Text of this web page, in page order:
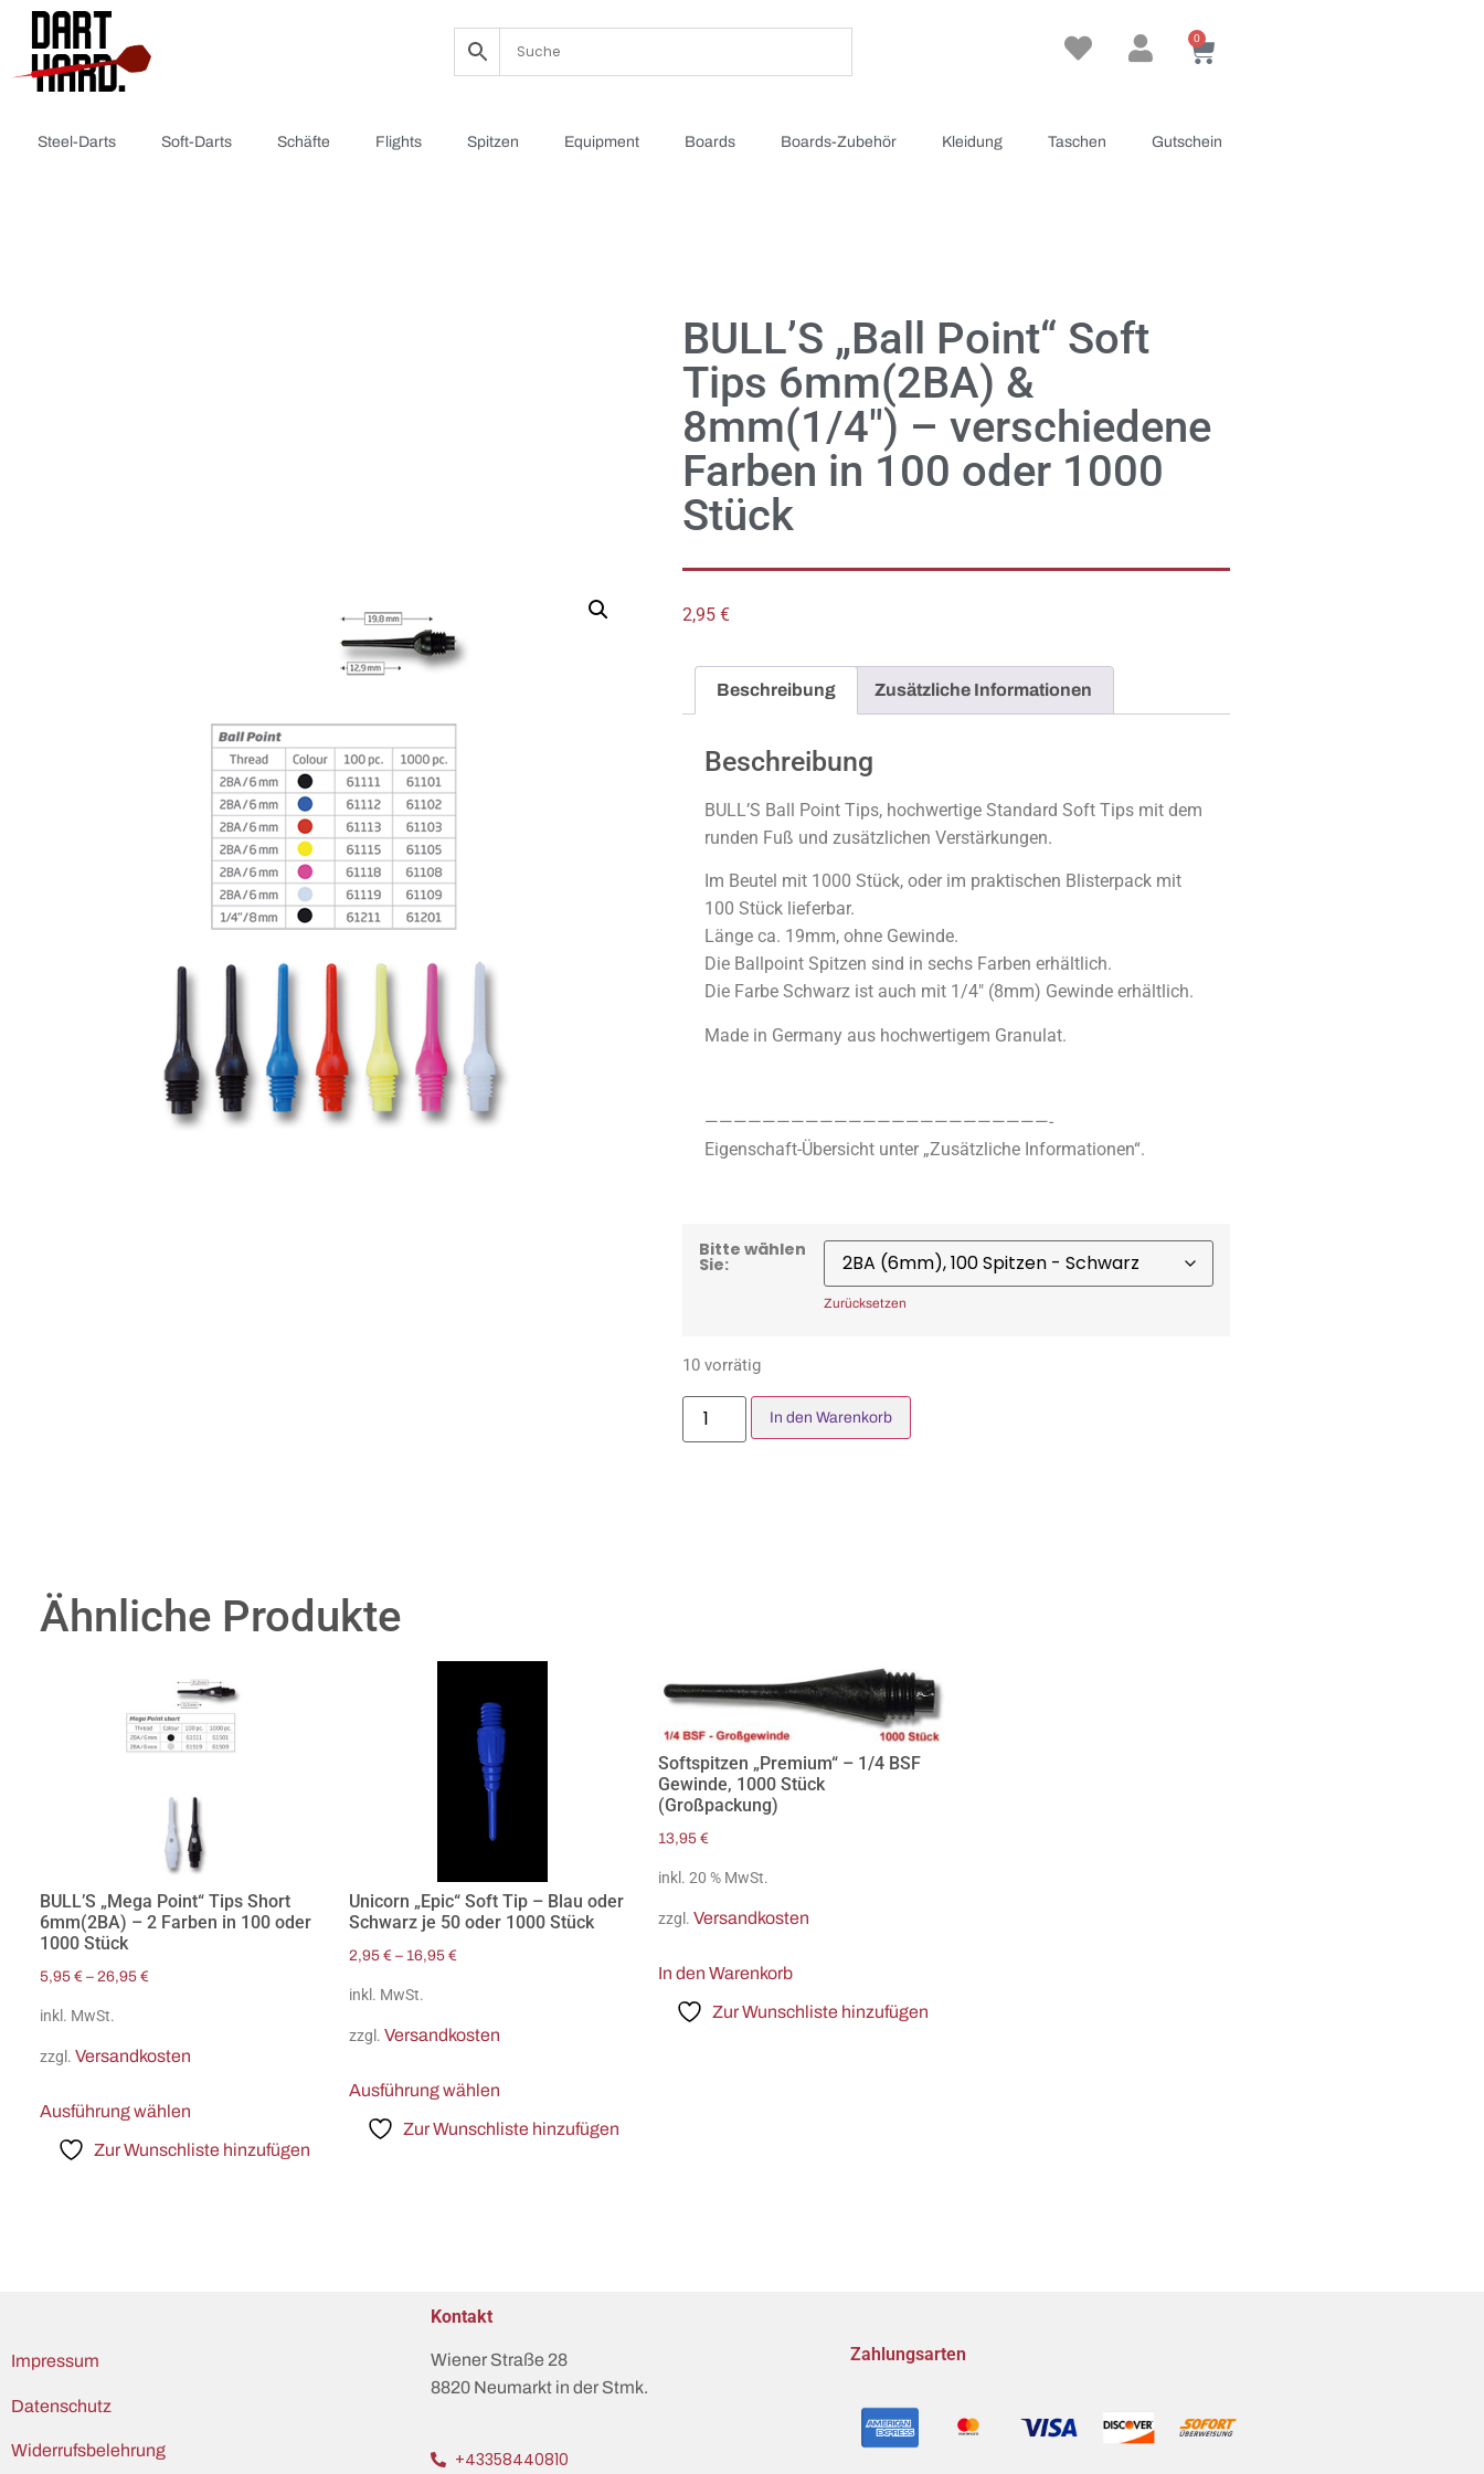
0
Steel-Darts Soft-Darts Schäfte Flights Spitzen Equipment Boards Boards-Zubehör Kleidung Taschen Gutschein
BULL’S „Ball Point“ Soft
Tips 6mm(2BA) &
8mm(1/4″) – verschiedene
Farben in 100 oder 1000
Stück
2,95 €
Beschreibung Zusätzliche Informationen
Beschreibung
BULL’S Ball Point Tips, hochwertige Standard Soft Tips mit dem
runden Fuß und zusätzlichen Verstärkungen.
Im Beutel mit 1000 Stück, oder im praktischen Blisterpack mit
100 Stück lieferbar.
Länge ca. 19mm, ohne Gewinde.
Die Ballpoint Spitzen sind in sechs Farben erhältlich.
Die Farbe Schwarz ist auch mit 1/4″ (8mm) Gewinde erhältlich.
Made in Germany aus hochwertigem Granulat.
————————————————————————-
Eigenschaft-Übersicht unter „Zusätzliche Informationen“.
Bitte wählen
Sie:
Zurücksetzen
10 vorrätig
In den Warenkorb
Ähnliche Produkte
BULL’S „Mega Point“ Tips Short
6mm(2BA) – 2 Farben in 100 oder
1000 Stück
5,95 € – 26,95 €
inkl. MwSt.
zzgl. Versandkosten
Ausführung wählen
Zur Wunschliste hinzufügen
Unicorn „Epic“ Soft Tip – Blau oder
Schwarz je 50 oder 1000 Stück
2,95 € – 16,95 €
inkl. MwSt.
zzgl. Versandkosten
Ausführung wählen
Zur Wunschliste hinzufügen
Softspitzen „Premium“ – 1/4 BSF
Gewinde, 1000 Stück
(Großpackung)
13,95 €
inkl. 20 % MwSt.
zzgl. Versandkosten
In den Warenkorb
Zur Wunschliste hinzufügen
Impressum
Datenschutz
Widerrufsbelehrung
Kontakt
Wiener Straße 28
8820 Neumarkt in der Stmk.
+43358440810
Zahlungsarten